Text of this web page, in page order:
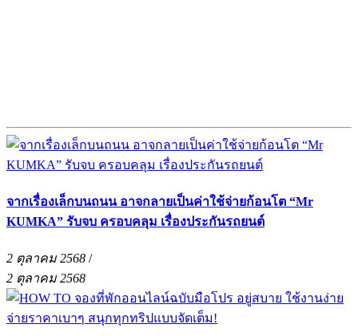
จากเรื่องเล็กบนถนน อาจกลายเป็นค่าใช้จ่ายก้อนโต “Mr
KUMKA” รับจบ ครอบคลุม เรื่องประกันรถยนต์
2 ตุลาคม 2568 /
2 ตุลาคม 2568